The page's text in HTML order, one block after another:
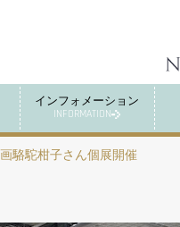
インフォメーション
INFORMATION
画駱駝柑子さん個展開催